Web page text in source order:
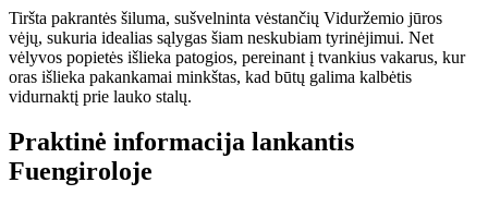
Tiršta pakrantės šiluma, sušvelninta vėstančių Viduržemio jūros
vėjų, sukuria idealias sąlygas šiam neskubiam tyrinėjimui. Net
vėlyvos popietės išlieka patogios, pereinant į tvankius vakarus, kur
oras išlieka pakankamai minkštas, kad būtų galima kalbėtis
vidurnaktį prie lauko stalų.
Praktinė informacija lankantis
Fuengiroloje